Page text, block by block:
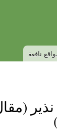
نافعة